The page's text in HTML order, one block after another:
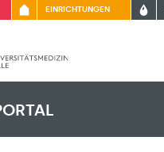
EINRICHTUNGEN